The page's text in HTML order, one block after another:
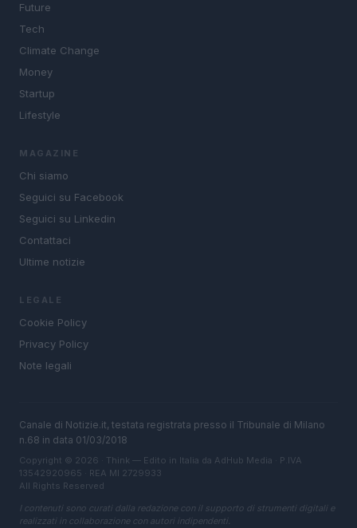
Future
Tech
Climate Change
Money
Startup
Lifestyle
MAGAZINE
Chi siamo
Seguici su Facebook
Seguici su Linkedin
Contattaci
Ultime notizie
LEGALE
Cookie Policy
Privacy Policy
Note legali
Canale di Notizie.it, testata registrata presso il Tribunale di Milano
n.68 in data 01/03/2018
Copyright © 2026 · Think — Edito in Italia da AdHub Media · P.IVA
13542920965 · REA MI 2729933
All Rights Reserved
I contenuti sono curati dalla redazione con il supporto di strumenti digitali e
realizzati in collaborazione con autori indipendenti.